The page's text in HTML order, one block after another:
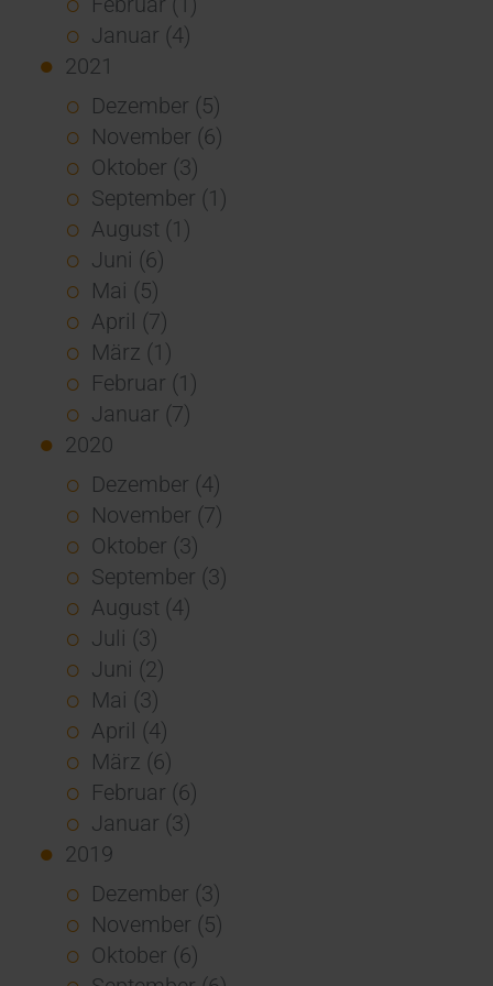
Januar (4)
2021
Dezember (5)
November (6)
Oktober (3)
September (1)
August (1)
Juni (6)
Mai (5)
April (7)
März (1)
Februar (1)
Januar (7)
2020
Dezember (4)
November (7)
Oktober (3)
September (3)
August (4)
Juli (3)
Juni (2)
Mai (3)
April (4)
März (6)
Februar (6)
Januar (3)
2019
Dezember (3)
November (5)
Oktober (6)